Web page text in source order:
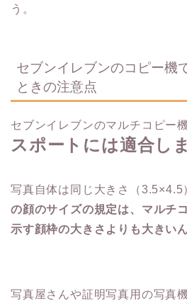
う。
セブンイレブンのコピー機
ときの注意点
セブンイレブンのマルチコピー
スポートには適合し
写真自体は同じ大きさ（3.5×4.5
の顔のサイズの規定は、マルチ
示す顔枠の大きさよりも大きいん
写真屋さんや証明写真用の写真